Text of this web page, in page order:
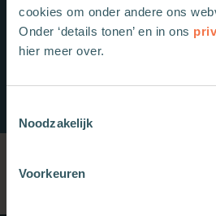
cookies om onder andere ons
Onder ‘details tonen’ en in ons
hier meer over.
Noodzakelijk
Voorkeuren